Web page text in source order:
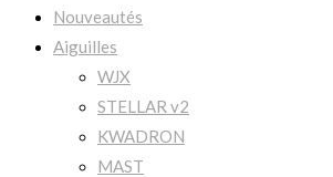
Nouveautés
Aiguilles
WJX
STELLAR v2
KWADRON
MAST